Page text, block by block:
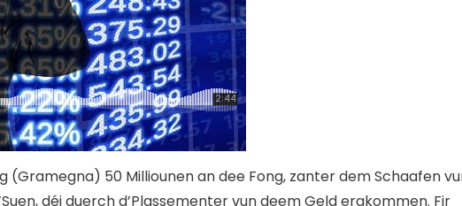
(Gramegna) 50 Milliounen an dee Fong, zanter dem Schaafen
déi duerch d’Plassementer vun deem Geld erakommen. Fir